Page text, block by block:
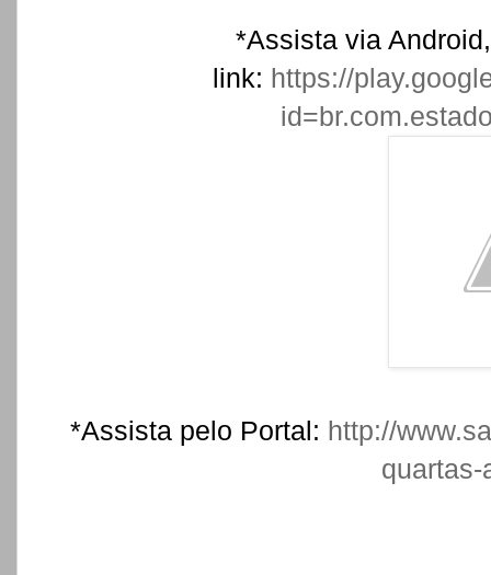
*Assista via
link: https://
*Assista pelo Portal: http://
quartas-